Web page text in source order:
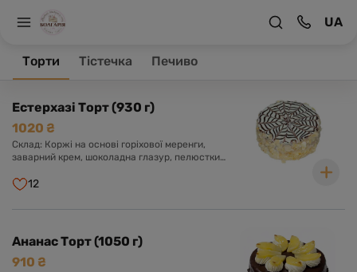
UA
Торти Тістечка Печиво
На головну
Торти
Естерхазі Торт (930 г)
1020 ₴
Склад: Коржі на основі горіхової меренги,
заварний крем, шоколадна глазур, пелюстки
12
Ананас Торт (1050 г)
910 ₴